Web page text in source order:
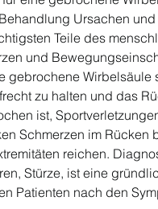
Ursachen
Teile des
und
gebrochene
zu halten und das
ist,
Schmerzen im Rücken
reichen.
Stürze, ist eine
Patienten nach den